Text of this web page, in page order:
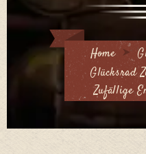
Home
Glücksrad
Zufällige